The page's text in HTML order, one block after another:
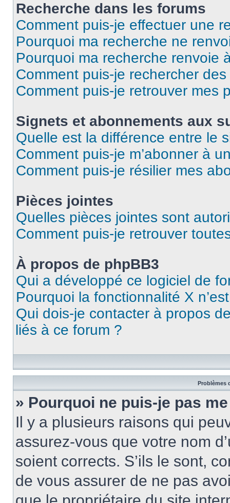
Recherche dans les forums
Comment puis-je effectuer une
Pourquoi ma recherche ne
Pourquoi ma recherche renvoie
Comment puis-je rechercher
Comment puis-je retrouver mes
Signets et abonnements aux
Quelle est la différence entre le
Comment puis-je m’abonner à
Comment puis-je résilier mes
Pièces jointes
Quelles pièces jointes sont
Comment puis-je retrouver
À propos de phpBB3
Qui a développé ce logiciel de
Pourquoi la fonctionnalité X
Qui dois-je contacter à propos
liés à ce forum ?
Problèmes
» Pourquoi ne puis-je pas
Il y a plusieurs raisons qui
assurez-vous que votre nom
soient corrects. S’ils le sont,
de vous assurer de ne pas